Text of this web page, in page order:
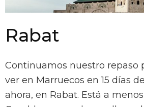
Rabat
Continuamos nuestro repaso
ver en Marruecos en 15 días
ahora, en Rabat. Está a